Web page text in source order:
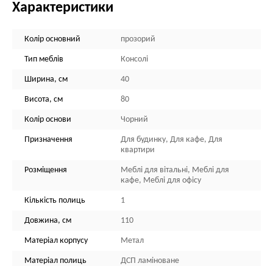
Характеристики
Колір основний прозорий
Тип меблів Консолі
Ширина, см 40
Висота, см 80
Колір основи Чорний
Призначення
Для будинку, Для кафе, Для
квартири
Розміщення
Меблі для вітальні, Меблі для
кафе, Меблі для офісу
Кількість полиць 1
Довжина, см 110
Матеріал корпусу Метал
Матеріал полиць ДСП ламіноване